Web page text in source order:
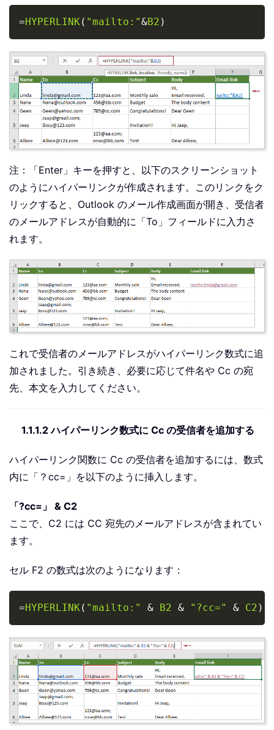
=HYPERLINK( "mailto:"&B2 )
注：「Enter」キーを押すと、以下のスクリーンショット
のようにハイパーリンクが作成されます。このリンクをク
リックすると、Outlook のメール作成画面が開き、受信者
のメールアドレスが自動的に「To」フィールドに入力さ
れます。
これで受信者のメールアドレスがハイパーリンク数式に追
加されました。引き続き、必要に応じて件名や Cc の宛
先、本文を入力してください。
1.1.1.2 ハイパーリンク数式に Cc の受信者を追加する
ハイパーリンク関数に Cc の受信者を追加するには、数式
内に「？cc=」を以下のように挿入します。
「?cc=」 & C2
ここで、C2 には CC 宛先のメールアドレスが含まれてい
ます。
セル F2 の数式は次のようになります：
=HYPERLINK ( "mailto:" & B2 & "?cc=" & C2 )
Copy